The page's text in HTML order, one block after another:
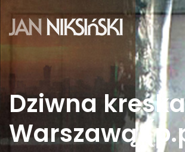
Dziwna
Warszawą